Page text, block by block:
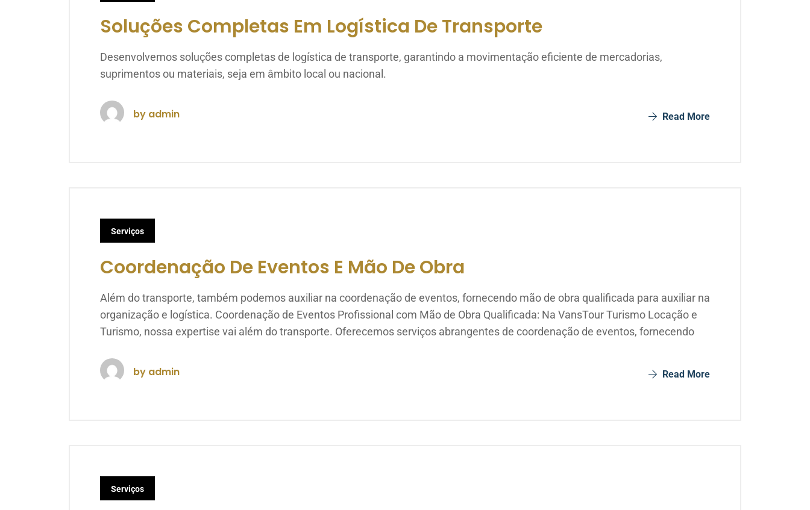
Soluções Completas Em Logística De Transporte
Desenvolvemos soluções completas de logística de transporte, garantindo a movimentação eficiente de mercadorias,
suprimentos ou materiais, seja em âmbito local ou nacional.
by admin Read More
Serviços
Coordenação De Eventos E Mão De Obra
Além do transporte, também podemos auxiliar na coordenação de eventos, fornecendo mão de obra qualificada para auxiliar na
organização e logística. Coordenação de Eventos Profissional com Mão de Obra Qualificada: Na VansTour Turismo Locação e
Turismo, nossa expertise vai além do transporte. Oferecemos serviços abrangentes de coordenação de eventos, fornecendo
by admin Read More
Serviços